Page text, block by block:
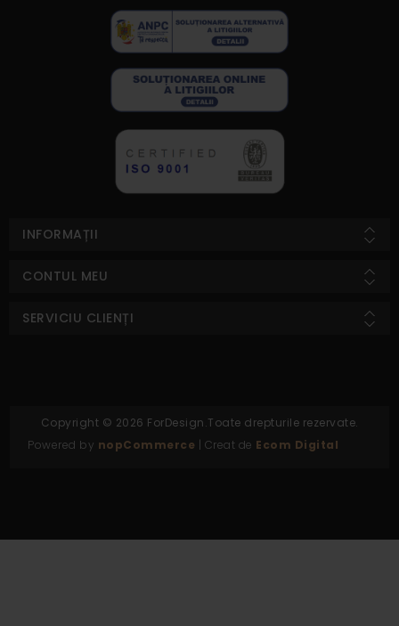
INFORMAȚII
CONTUL MEU
SERVICIU CLIENȚI
Copyright © 2026 ForDesign.Toate drepturile rezervate.
Powered by nopCommerce | Creat de Ecom Digital